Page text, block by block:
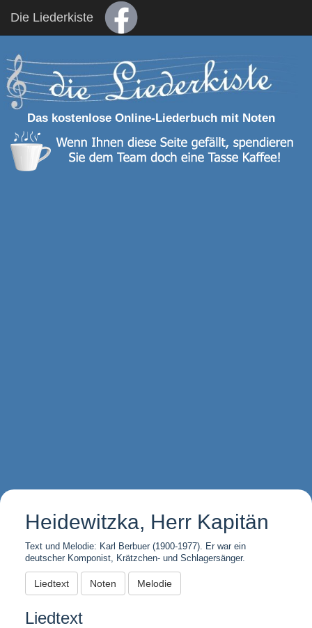
Die Liederkiste
Das kostenlose Online-Liederbuch mit Noten
Heidewitzka, Herr Kapitän
Text und Melodie: Karl Berbuer (1900-1977). Er war ein
deutscher Komponist, Krätzchen- und Schlagersänger.
Liedtext Noten Melodie
Liedtext